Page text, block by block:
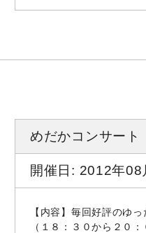
めだかコンサ
開催日: 2012年08
【内容】毎回好評のゆ
（１８：３０から２０